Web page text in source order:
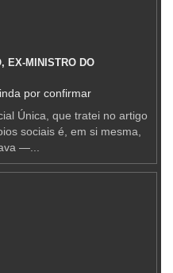
EX-MINISTRO DO
por confirmar
Única, que tratei no artigo
sociais é, em si mesma,
—...